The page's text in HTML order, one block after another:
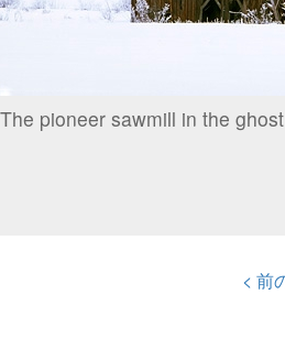
pioneer sawmill in the
< 前